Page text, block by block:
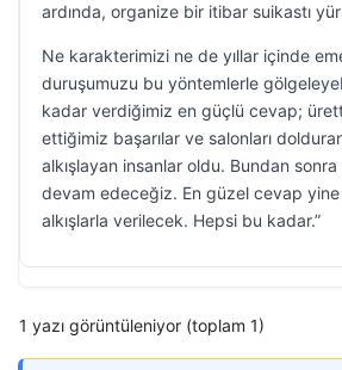
ardında, organize bir itibar suikastı
Ne karakterimizi ne de yıllar içinde
duruşumuzu bu yöntemlerle
kadar verdiğimiz en güçlü cevap;
ettiğimiz başarılar ve salonları
alkışlayan insanlar oldu. Bundan
devam edeceğiz. En güzel cevap yine
alkışlarla verilecek. Hepsi bu kadar.”
1 yazı görüntüleniyor (toplam 1)